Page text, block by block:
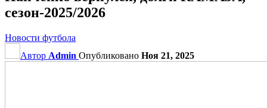
сезон-2025/2026
Новости футбола
Автор Admin Опубликовано Ноя 21, 2025